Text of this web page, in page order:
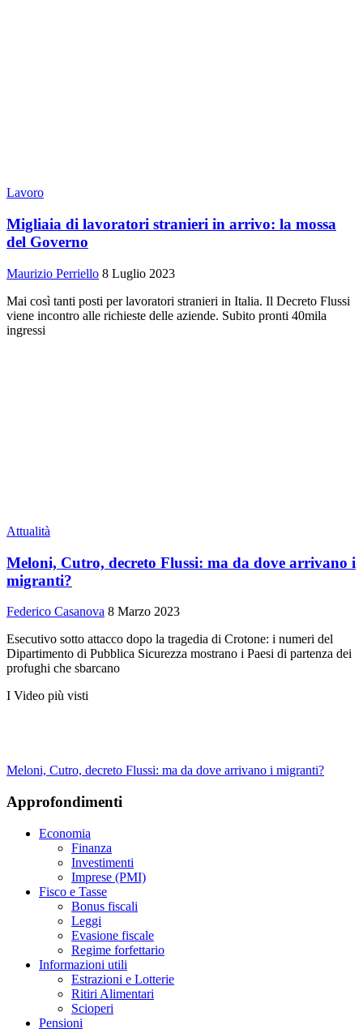
Lavoro
Migliaia di lavoratori stranieri in arrivo: la mossa
del Governo
Maurizio Perriello 8 Luglio 2023
Mai così tanti posti per lavoratori stranieri in Italia. Il Decreto Flussi
viene incontro alle richieste delle aziende. Subito pronti 40mila
ingressi
Attualità
Meloni, Cutro, decreto Flussi: ma da dove arrivano i
migranti?
Federico Casanova 8 Marzo 2023
Esecutivo sotto attacco dopo la tragedia di Crotone: i numeri del
Dipartimento di Pubblica Sicurezza mostrano i Paesi di partenza dei
profughi che sbarcano
I Video più visti
Meloni, Cutro, decreto Flussi: ma da dove arrivano i migranti?
Approfondimenti
Economia
Finanza
Investimenti
Imprese (PMI)
Fisco e Tasse
Bonus fiscali
Leggi
Evasione fiscale
Regime forfettario
Informazioni utili
Estrazioni e Lotterie
Ritiri Alimentari
Scioperi
Pensioni